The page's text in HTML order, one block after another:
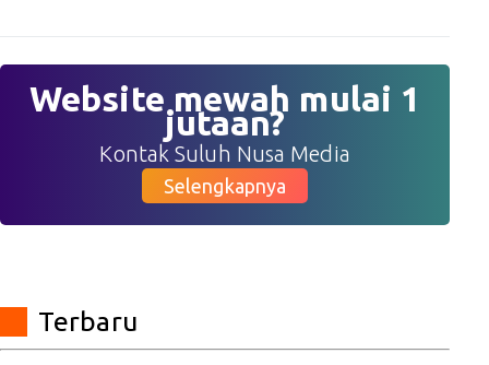
Website mewah mulai 1
jutaan?
Kontak Suluh Nusa Media
Selengkapnya
Terbaru